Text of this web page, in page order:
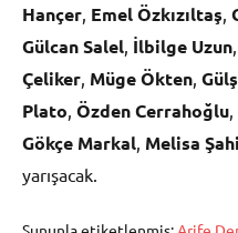
Hançer Emel Özkızıltaş
Gülcan Salel İlbilge Uzun
Çeliker Müge Ökten
Plato Özden Cerrahoğlu
Gökçe Markal Melisa
yarışacak.